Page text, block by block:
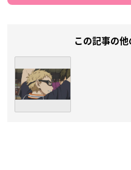
この記事の他